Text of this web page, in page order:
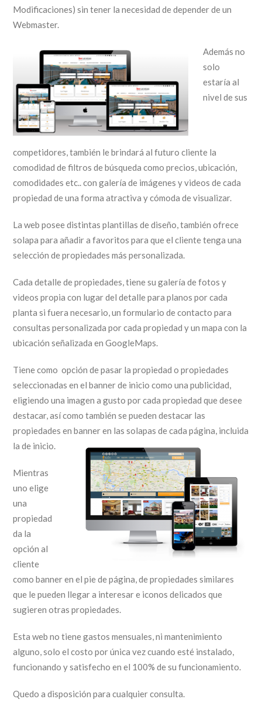
Modificaciones) sin tener la necesidad de depender de un
Webmaster.
Además no
solo
estaría al
nivel de sus
competidores, también le brindará al futuro cliente la
comodidad de filtros de búsqueda como precios, ubicación,
comodidades etc.. con galería de imágenes y videos de cada
propiedad de una forma atractiva y cómoda de visualizar.
La web posee distintas plantillas de diseño, también ofrece
solapa para añadir a favoritos para que el cliente tenga una
selección de propiedades más personalizada.
Cada detalle de propiedades, tiene su galería de fotos y
videos propia con lugar del detalle para planos por cada
planta si fuera necesario, un formulario de contacto para
consultas personalizada por cada propiedad y un mapa con la
ubicación señalizada en GoogleMaps.
Tiene como opción de pasar la propiedad o propiedades
seleccionadas en el banner de inicio como una publicidad,
eligiendo una imagen a gusto por cada propiedad que desee
destacar, así como también se pueden destacar las
propiedades en banner en las solapas de cada página, incluida
la de inicio.
Mientras
uno elige
una
propiedad
da la
opción al
cliente
como banner en el pie de página, de propiedades similares
que le pueden llegar a interesar e iconos delicados que
sugieren otras propiedades.
Esta web no tiene gastos mensuales, ni mantenimiento
alguno, solo el costo por única vez cuando esté instalado,
funcionando y satisfecho en el 100% de su funcionamiento.
Quedo a disposición para cualquier consulta.